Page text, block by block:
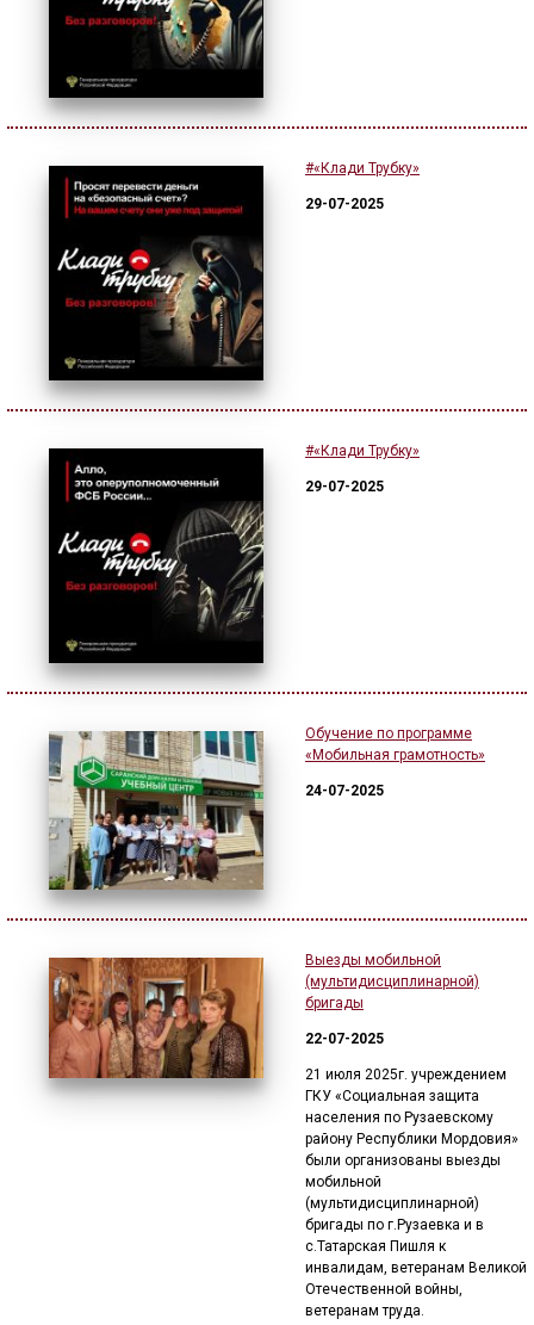
#«Клади Трубку»
29-07-2025
#«Клади Трубку»
29-07-2025
Обучение по программе
«Мобильная грамотность»
24-07-2025
Выезды мобильной
(мультидисциплинарной)
бригады
22-07-2025
21 июля 2025г. учреждением
ГКУ «Социальная защита
населения по Рузаевскому
району Республики Мордовия»
были организованы выезды
мобильной
(мультидисциплинарной)
бригады по г.Рузаевка и в
с.Татарская Пишля к
инвалидам, ветеранам Великой
Отечественной войны,
ветеранам труда.